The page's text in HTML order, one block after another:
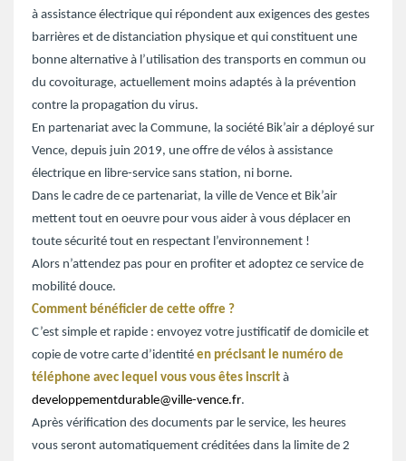
à assistance électrique qui répondent aux exigences des gestes
barrières et de distanciation physique et qui constituent une
bonne alternative à l’utilisation des transports en commun ou
du covoiturage, actuellement moins adaptés à la prévention
contre la propagation du virus.
En partenariat avec la Commune, la société Bik’air a déployé sur
Vence, depuis juin 2019, une offre de vélos à assistance
électrique en libre-service sans station, ni borne.
Dans le cadre de ce partenariat, la ville de Vence et Bik’air
mettent tout en oeuvre pour vous aider à vous déplacer en
toute sécurité tout en respectant l’environnement !
Alors n’attendez pas pour en profiter et adoptez ce service de
mobilité douce.
Comment bénéficier de cette offre ?
C’est simple et rapide : envoyez votre justificatif de domicile et
copie de votre carte d’identité en précisant le numéro de
téléphone avec lequel vous vous êtes inscrit à
developpementdurable@ville-vence.fr.
Après vérification des documents par le service, les heures
vous seront automatiquement créditées dans la limite de 2